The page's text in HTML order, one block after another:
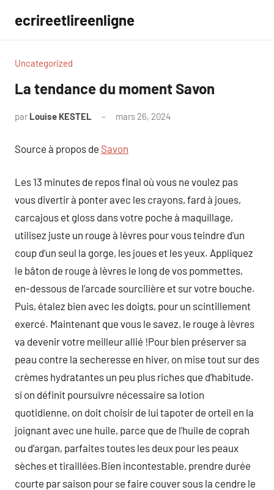
contenu
ecrireetlireenligne
Uncategorized
La tendance du moment Savon
par Louise KESTEL mars 26, 2024
Source à propos de Savon
Les 13 minutes de repos final où vous ne voulez pas
vous divertir à ponter avec les crayons, fard à joues,
carcajous et gloss dans votre poche à maquillage,
utilisez juste un rouge à lèvres pour vous teindre d’un
coup d’un seul la gorge, les joues et les yeux. Appliquez
le bâton de rouge à lèvres le long de vos pommettes,
en-dessous de l’arcade sourcilière et sur votre bouche.
Puis, étalez bien avec les doigts, pour un scintillement
exercé. Maintenant que vous le savez, le rouge à lèvres
va devenir votre meilleur allié !Pour bien préserver sa
peau contre la secheresse en hiver, on mise tout sur des
crèmes hydratantes un peu plus riches que d’habitude.
si on définit poursuivre nécessaire sa lotion
quotidienne, on doit choisir de lui tapoter de orteil en la
joignant avec une huile, parce que de l’huile de coprah
ou d’argan, parfaites toutes les deux pour les peaux
sèches et tiraillées.Bien incontestable, prendre durée
courte par saison pour se faire couver sous la cendre le